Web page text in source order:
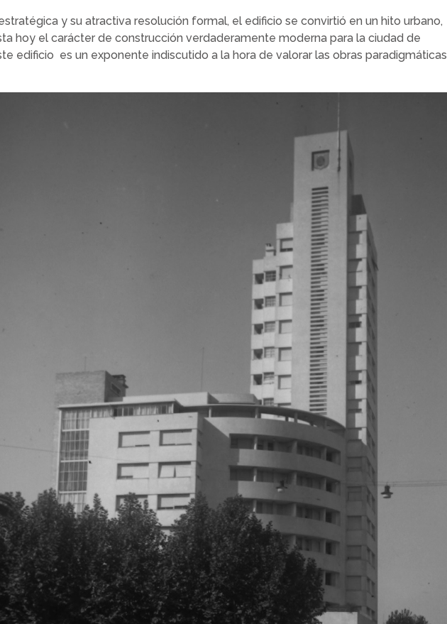
y su atractiva resolución formal, el edificio se convirtió en un hito urbano,
hoy el carácter de construcción verdaderamente moderna para la ciudad de
edificio es un exponente indiscutido a la hora de valorar las obras paradigmáticas